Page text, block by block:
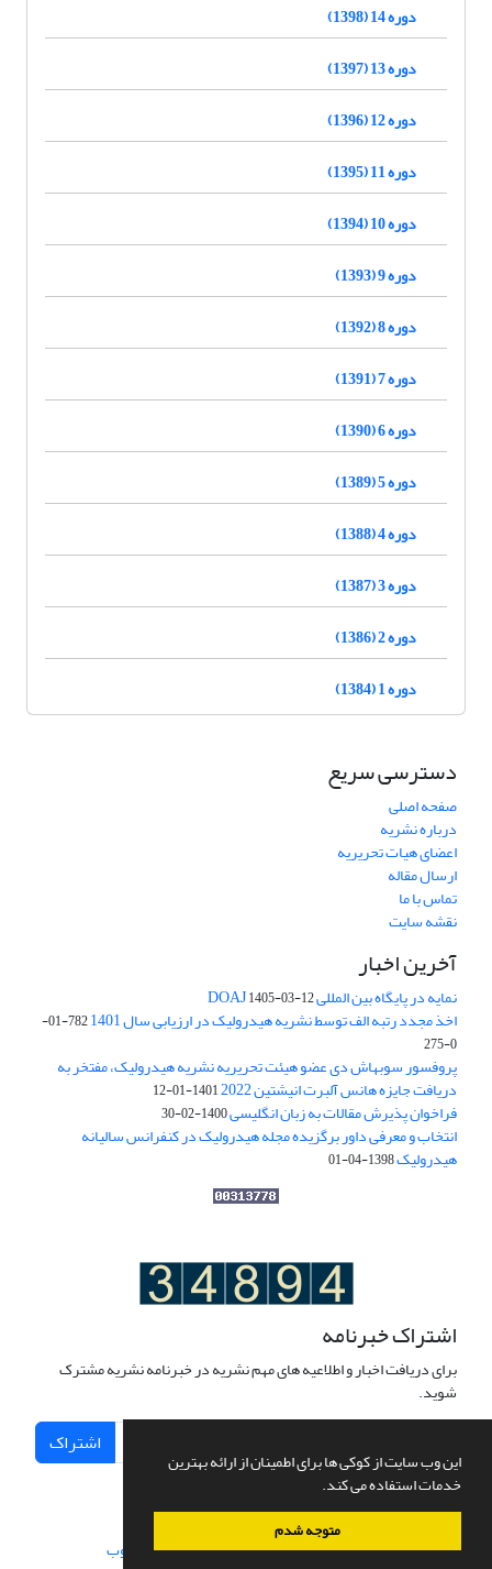
این وب سایت از کوکی ها برای اطمینان از ارائه بهترین
خدمات استفاده می کند.
متوجه شدم
دوره 14 (1398)
دوره 13 (1397)
دوره 12 (1396)
دوره 11 (1395)
دوره 10 (1394)
دوره 9 (1393)
دوره 8 (1392)
دوره 7 (1391)
دوره 6 (1390)
دوره 5 (1389)
دوره 4 (1388)
دوره 3 (1387)
دوره 2 (1386)
دوره 1 (1384)
دسترسی سریع
صفحه اصلی
درباره نشریه
اعضای هیات تحریریه
ارسال مقاله
تماس با ما
نقشه سایت
آخرین اخبار
نمایه در پایگاه بین المللی DOAJ1405-03-12
اخذ مجدد رتبه الف توسط نشریه هیدرولیک در ارزیابی سال 1401
782-01-
0-275
پروفسور سوبهاش دی عضو هیئت تحریریه نشریه هیدرولیک، مفتخر به
دریافت جایزه هانس آلبرت انیشتین 2022 1401-01-12
فراخوان پذیرش مقالات به زبان انگلیسی1400-02-30
انتخاب و معرفی داور برگزیده مجله هیدرولیک در کنفرانس سالیانه
هیدرولیک1398-04-01
اشتراک خبرنامه
برای دریافت اخبار و اطلاعیه های مهم نشریه در خبرنامه نشریه مشترک
شوید.
اشتراک
سامانه مدیریت نشریات علمی.طراحی و پیاده سازی از سیناوب